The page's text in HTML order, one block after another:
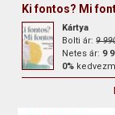
Ki fontos? Mi
Kártya
Bolti ár:9
Netes ár: 9
0%